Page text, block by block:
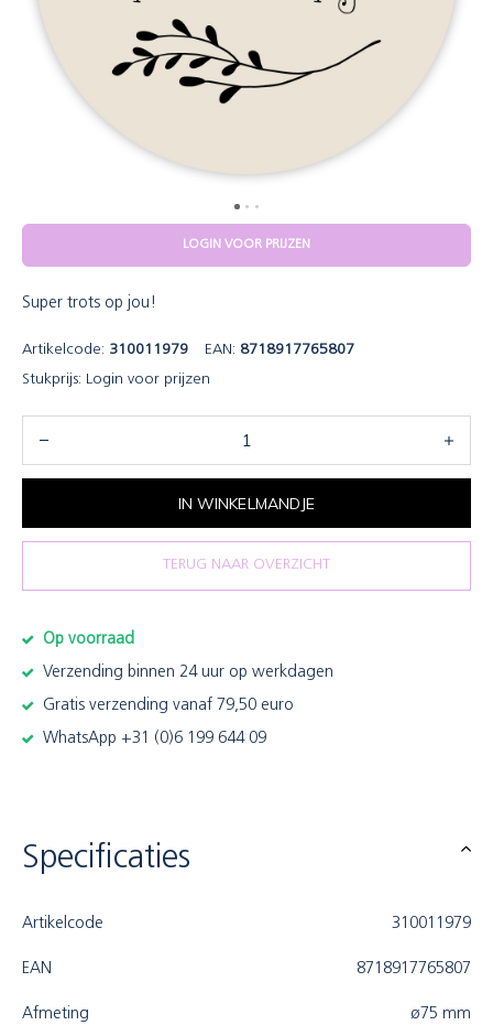
LOGIN VOOR PRIJZEN
Super trots op jou!
Artikelcode: 310011979 EAN: 8718917765807
Stukprijs: Login voor prijzen
IN WINKELMANDJE
TERUG NAAR OVERZICHT
Op voorraad
Verzending binnen 24 uur op werkdagen
Gratis verzending vanaf 79,50 euro
WhatsApp +31 (0)6 199 644 09
Specificaties
Artikelcode 310011979
EAN 8718917765807
Afmeting ø75 mm